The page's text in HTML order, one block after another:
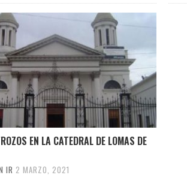
EN LA CATEDRAL DE LOMAS DE
IR 2 MARZO, 2021